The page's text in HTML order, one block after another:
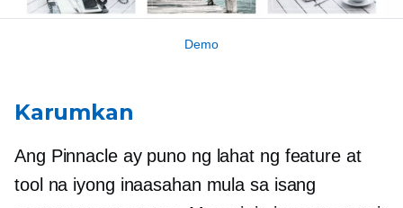
Demo
Karumkan
Ang Pinnacle ay puno ng lahat ng feature at
tool na iyong inaasahan mula sa isang